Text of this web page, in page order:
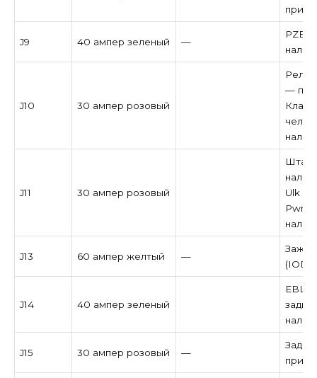
при
J9 40 ампер зеленый —
J10 30 ампер розовый
Реле
— при
J11 30 ампер розовый
Ulk —
Pwr
J13 60 ампер желтый —
(IOD)
J14 40 ампер зеленый
EBL
J15 30 ампер розовый —
при